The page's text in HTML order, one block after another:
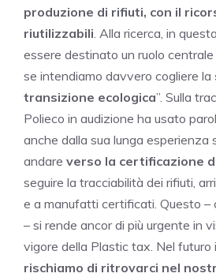
produzione di rifiuti, con il
riutilizzabili. Alla ricerca, in
essere destinato un ruolo centrale
se intendiamo davvero cogliere la
transizione ecologica”. Sulla
Polieco in audizione ha usato
anche dalla sua lunga esperienza
andare verso la certificazione
seguire la tracciabilità dei rifiuti,
e a manufatti certificati. Questo –
– si rende ancor di più urgente in
vigore della Plastic tax. Nel futuro
rischiamo di ritrovarci nel